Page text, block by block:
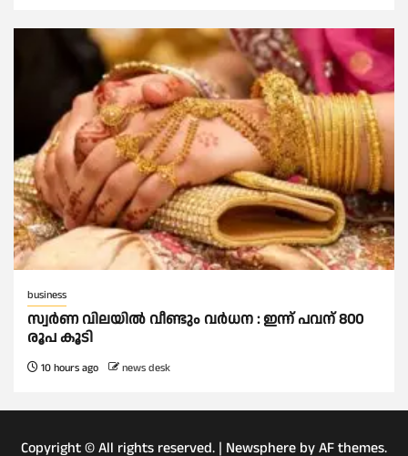
business
സ്വർണ വിലയില്‍ വീണ്ടും വർധന : ഇന്ന് പവന് 800
രൂപ കൂടി
10 hours ago news desk
Copyright © All rights reserved. | Newsphere by AF themes.